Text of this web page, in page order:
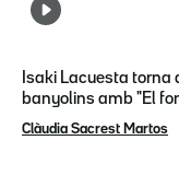
Isaki Lacuesta torna
banyolins amb "El
Clàudia Sacrest Martos